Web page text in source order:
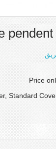
Price
Standard